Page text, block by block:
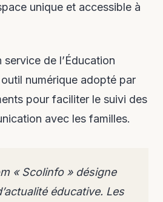
unique et accessible à
service de l’Éducation
outil numérique adopté par
pour faciliter le suivi des
avec les familles.
« Scolinfo » désigne
éducative. Les